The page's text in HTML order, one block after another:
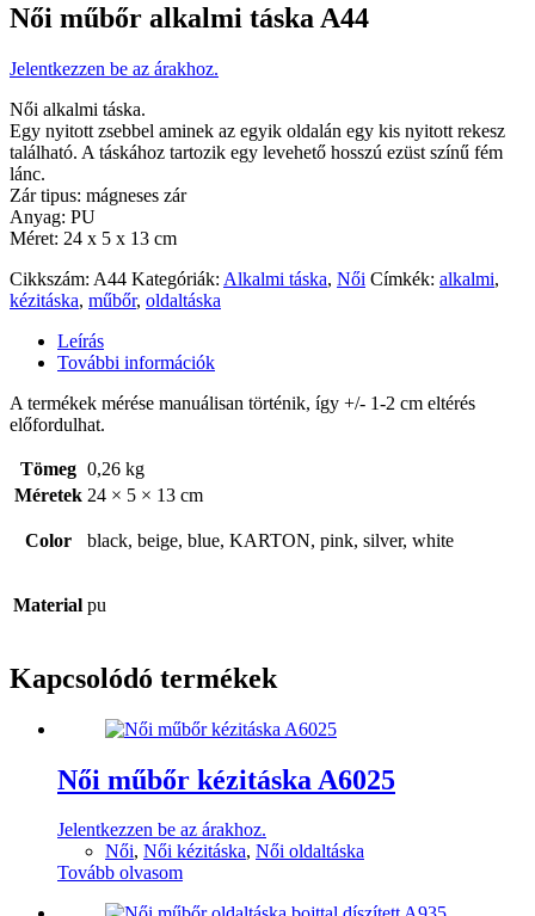
Női műbőr alkalmi táska A44
Jelentkezzen be az árakhoz.
Női alkalmi táska.
Egy nyitott zsebbel aminek az egyik oldalán egy kis nyitott rekesz
található. A táskához tartozik egy levehető hosszú ezüst színű fém
lánc.
Zár tipus: mágneses zár
Anyag: PU
Méret: 24 x 5 x 13 cm
Cikkszám: A44 Kategóriák: Alkalmi táska, Női Címkék: alkalmi,
kézitáska, műbőr, oldaltáska
Leírás
További információk
A termékek mérése manuálisan történik, így +/- 1-2 cm eltérés
előfordulhat.
Tömeg 0,26 kg
Méretek 24 × 5 × 13 cm
Color black, beige, blue, KARTON, pink, silver, white
Material pu
Kapcsolódó termékek
Női műbőr kézitáska A6025
Jelentkezzen be az árakhoz.
Női, Női kézitáska, Női oldaltáska
Tovább olvasom